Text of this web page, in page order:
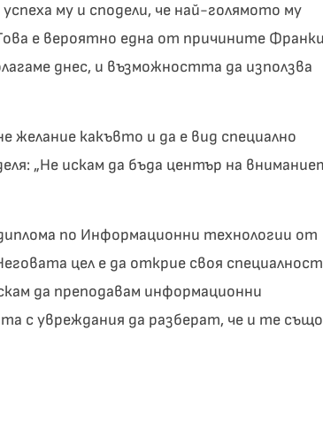
му и сподели, че най-голямото му
е вероятно една от причините Франки
днес, и възможността да използва
какъвто и да е вид специално
„Не искам да бъда център на
по Информационни технологии от
цел е да открие своя
да преподавам информационни
с увреждания да разберат, че и те също